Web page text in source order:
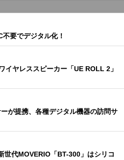
要でデジタル化！
ヤレススピーカー「UE ROLL 2」
が提携、各種デジタル機器の訪問サ
代MOVERIO「BT-300」はシリコ